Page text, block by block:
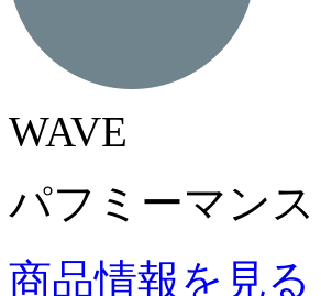
WAVE
パフミーマン
商品情報を見る